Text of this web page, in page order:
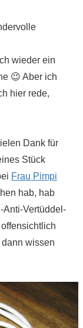
wieder ein
😉 Aber ich
hier rede,
Dank für
Stück
Frau Pimpi
hab, hab
Anti-Vertüddel-
wissen